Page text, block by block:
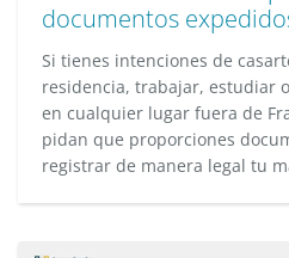
documentos
Si tienes intenciones de
residencia, trabajar, estudiar
en cualquier lugar fuera de
pidan que proporciones
registrar de manera legal tu